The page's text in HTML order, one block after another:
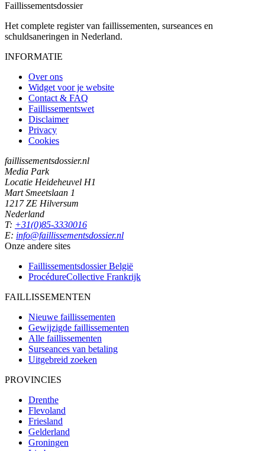
Faillissementsdossier
Het complete register van faillissementen, surseances en
schuldsaneringen in Nederland.
INFORMATIE
Over ons
Widget voor je website
Contact & FAQ
Faillissementswet
Disclaimer
Privacy
Cookies
faillissementsdossier.nl
Media Park
Locatie Heideheuvel H1
Mart Smeetslaan 1
1217 ZE Hilversum
Nederland
T: +31(0)85-3330016
E: info@faillissementsdossier.nl
Onze andere sites
Faillissementsdossier België
ProcédureCollective Frankrijk
FAILLISSEMENTEN
Nieuwe faillissementen
Gewijzigde faillissementen
Alle faillissementen
Surseances van betaling
Uitgebreid zoeken
PROVINCIES
Drenthe
Flevoland
Friesland
Gelderland
Groningen